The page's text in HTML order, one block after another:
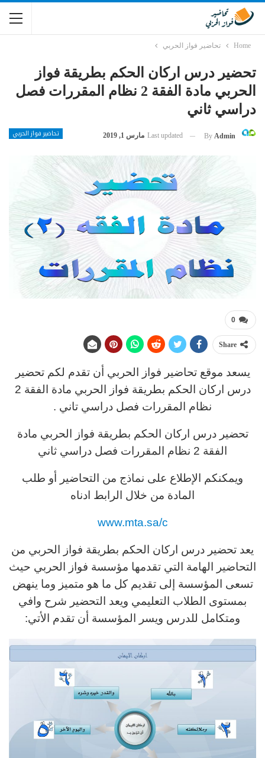
Home تحاضير فواز الحربي
تحضير درس اركان الحكم بطريقة فواز
الحربي مادة الفقة 2 نظام المقررات فصل
دراسي ثاني
تحاضير فواز الحربي By Admin
Last updated مارس 1, 2019
0
Share
يسعد موقع تحاضير فواز الحربي أن تقدم لكم تحضير
درس اركان الحكم بطريقة فواز الحربي مادة الفقة 2
نظام المقررات فصل دراسي تاني .
تحضير درس اركان الحكم بطريقة فواز الحربي مادة
الفقة 2 نظام المقررات فصل دراسي ثاني
ويمكنكم الإطلاع على نماذج من التحاضير أو طلب
المادة من خلال الرابط ادناه
www.mta.sa/c
يعد تحضير درس اركان الحكم بطريقة فواز الحربي من
التحاضير الهامة التي تقدمها مؤسسة فواز الحربي حيث
تسعى المؤسسة إلى تقديم كل ما هو متميز وما ينهض
بمستوى الطلاب التعليمي ويعد التحضير شرح وافي
ومتكامل للدرس ويسر المؤسسة أن تقدم الأتي: